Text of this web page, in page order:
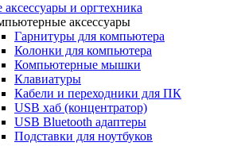
и оргтехника
аксессуары
Гарнитуры для компьютера
Колонки для компьютера
Компьютерные мышки
Клавиатуры
Кабели и переходники для ПК
USB хаб (концентратор)
USB Bluetooth адаптеры
Подставки для ноутбуков